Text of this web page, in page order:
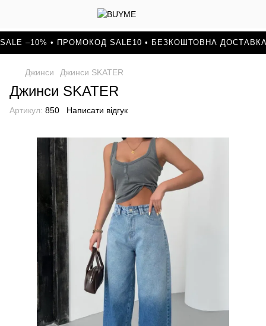
SALE –10% • ПРОМОКОД SALE10 • БЕЗКОШТОВНА
Джинси Джинси SKATER
Джинси SKATER
Артикул: 850 Написати відгук